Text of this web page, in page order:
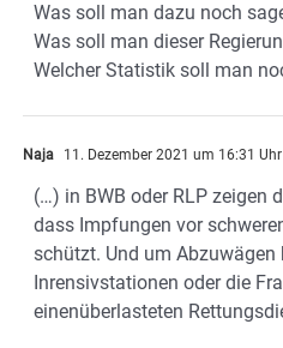
Was soll man dazu noch
Was soll man dieser
Welcher Statistik soll man
Naja 11. Dezember 2021 um 16:31 Uhr
(…) in BWB oder RLP zeigen
dass Impfungen vor
schützt. Und um
Inrensivstationen oder die
einenüberlasteten